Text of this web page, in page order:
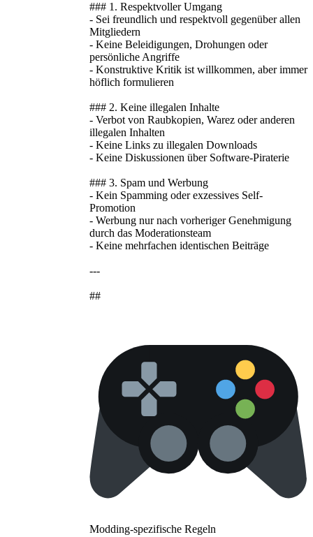
### 1. Respektvoller Umgang
- Sei freundlich und respektvoll gegenüber allen
Mitgliedern
- Keine Beleidigungen, Drohungen oder
persönliche Angriffe
- Konstruktive Kritik ist willkommen, aber immer
höflich formulieren
### 2. Keine illegalen Inhalte
- Verbot von Raubkopien, Warez oder anderen
illegalen Inhalten
- Keine Links zu illegalen Downloads
- Keine Diskussionen über Software-Piraterie
### 3. Spam und Werbung
- Kein Spamming oder exzessives Self-
Promotion
- Werbung nur nach vorheriger Genehmigung
durch das Moderationsteam
- Keine mehrfachen identischen Beiträge
---
##
Modding-spezifische Regeln